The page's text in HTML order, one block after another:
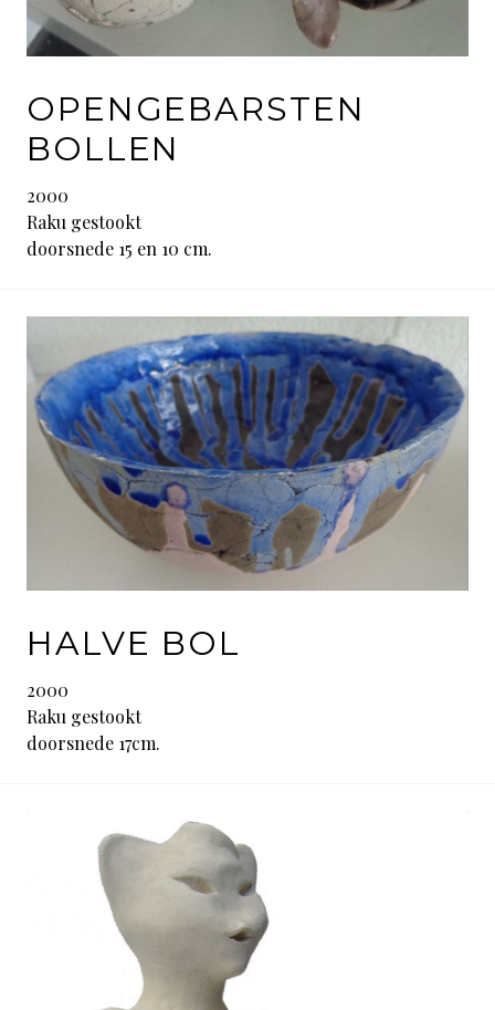
OPENGEBARSTEN
BOLLEN
2000
Raku gestookt
doorsnede 15 en 10 cm.
HALVE BOL
2000
Raku gestookt
doorsnede 17cm.